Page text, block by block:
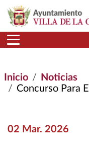
Pasar al contenido principal
Inicio
Noticias
Concurso Para Elegir El
02 Mar. 2026